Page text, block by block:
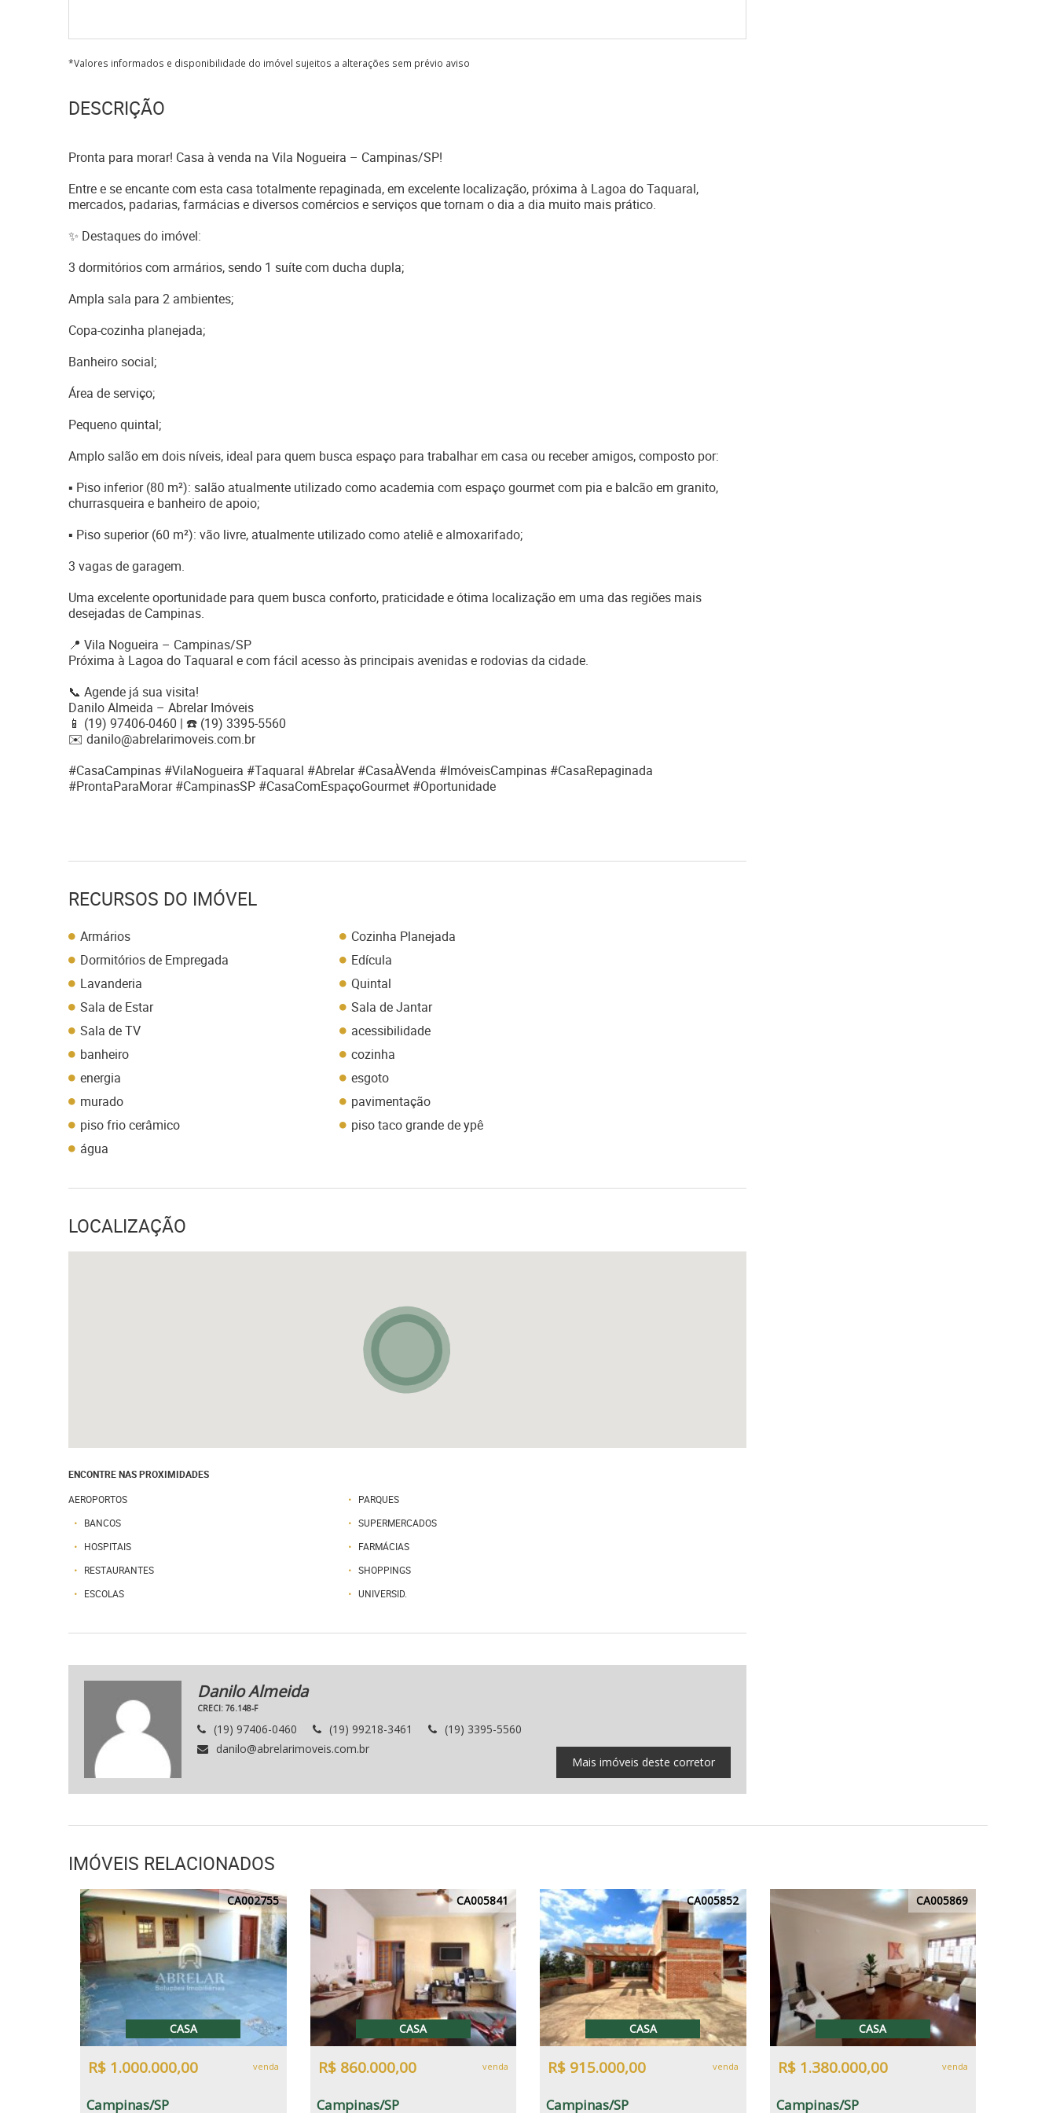
*Valores informados e disponibilidade do imóvel sujeitos a alterações sem prévio aviso
DESCRIÇÃO
Pronta para morar! Casa à venda na Vila Nogueira – Campinas/SP!
Entre e se encante com esta casa totalmente repaginada, em excelente localização, próxima à Lagoa do Taquaral,
mercados, padarias, farmácias e diversos comércios e serviços que tornam o dia a dia muito mais prático.
✨ Destaques do imóvel:
3 dormitórios com armários, sendo 1 suíte com ducha dupla;
Ampla sala para 2 ambientes;
Copa-cozinha planejada;
Banheiro social;
Área de serviço;
Pequeno quintal;
Amplo salão em dois níveis, ideal para quem busca espaço para trabalhar em casa ou receber amigos, composto por:
▪ Piso inferior (80 m²): salão atualmente utilizado como academia com espaço gourmet com pia e balcão em granito,
churrasqueira e banheiro de apoio;
▪ Piso superior (60 m²): vão livre, atualmente utilizado como ateliê e almoxarifado;
3 vagas de garagem.
Uma excelente oportunidade para quem busca conforto, praticidade e ótima localização em uma das regiões mais
desejadas de Campinas.
📍 Vila Nogueira – Campinas/SP
Próxima à Lagoa do Taquaral e com fácil acesso às principais avenidas e rodovias da cidade.
📞 Agende já sua visita!
Danilo Almeida – Abrelar Imóveis
📱 (19) 97406-0460 | ☎️ (19) 3395-5560
✉️ danilo@abrelarimoveis.com.br
#CasaCampinas #VilaNogueira #Taquaral #Abrelar #CasaÀVenda #ImóveisCampinas #CasaRepaginada
#ProntaParaMorar #CampinasSP #CasaComEspaçoGourmet #Oportunidade
RECURSOS DO IMÓVEL
Armários
Cozinha Planejada
Dormitórios de Empregada
Edícula
Lavanderia
Quintal
Sala de Estar
Sala de Jantar
Sala de TV
acessibilidade
banheiro
cozinha
energia
esgoto
murado
pavimentação
piso frio cerâmico
piso taco grande de ypê
água
LOCALIZAÇÃO
ENCONTRE NAS PROXIMIDADES
AEROPORTOS
PARQUES
BANCOS
SUPERMERCADOS
HOSPITAIS
FARMÁCIAS
RESTAURANTES
SHOPPINGS
ESCOLAS
UNIVERSID.
Danilo Almeida
CRECI: 76.148-F
(19) 97406-0460 (19) 99218-3461
(19) 3395-5560
danilo@abrelarimoveis.com.br
Mais imóveis deste corretor
IMÓVEIS RELACIONADOS
CA002755
CASA
R$ 1.000.000,00 venda
Campinas/SP
CA005841
CASA
R$ 860.000,00 venda
Campinas/SP
CA005852
CASA
R$ 915.000,00 venda
Campinas/SP
CA005869
CASA
R$ 1.380.000,00 venda
Campinas/SP